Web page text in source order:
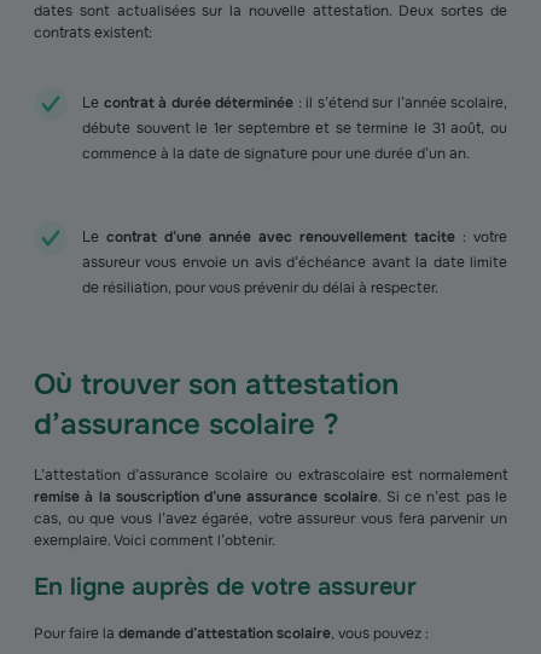
dates sont actualisées sur la nouvelle attestation. Deux sortes de
contrats existent:
Le contrat à durée déterminée : il s’étend sur l’année scolaire,
débute souvent le 1er septembre et se termine le 31 août, ou
commence à la date de signature pour une durée d’un an.
Le contrat d’une année avec renouvellement tacite : votre
assureur vous envoie un avis d’échéance avant la date limite
de résiliation, pour vous prévenir du délai à respecter.
Où trouver son attestation
d’assurance scolaire ?
L’attestation d’assurance scolaire ou extrascolaire est normalement
remise à la souscription d’une assurance scolaire. Si ce n’est pas le
cas, ou que vous l’avez égarée, votre assureur vous fera parvenir un
exemplaire. Voici comment l’obtenir.
En ligne auprès de votre assureur
Pour faire la demande d’attestation scolaire, vous pouvez :